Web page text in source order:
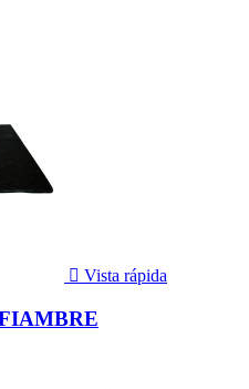
 Vista rápida